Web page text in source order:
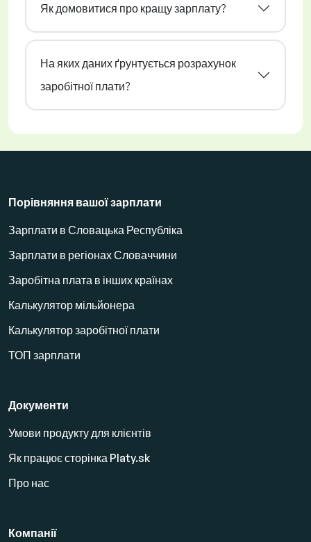
Як домовитися про кращу зарплату?
На яких даних ґрунтується розрахунок
заробітної плати?
Порівняння вашої зарплати
Зарплати в Словацька Республіка
Зарплати в регіонах Словаччини
Заробітна плата в інших країнах
Калькулятор мільйонера
Калькулятор заробітної плати
ТОП зарплати
Документи
Умови продукту для клієнтів
Як працює сторінка Platy.sk
Про нас
Компанії